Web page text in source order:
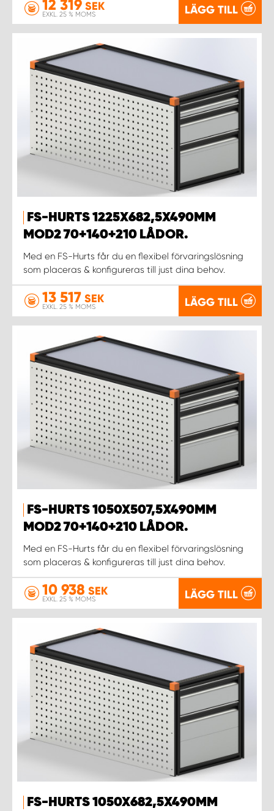
12 319 SEK
EXKL. 25 % MOMS LÄGG TILL
FS-HURTS 1225X682,5X490MM
MOD2 70+140+210 LÅDOR.
Med en FS-Hurts får du en flexibel förvaringslösning
som placeras & konfigureras till just dina behov.
13 517 SEK
EXKL. 25 % MOMS LÄGG TILL
FS-HURTS 1050X507,5X490MM
MOD2 70+140+210 LÅDOR.
Med en FS-Hurts får du en flexibel förvaringslösning
som placeras & konfigureras till just dina behov.
10 938 SEK
EXKL. 25 % MOMS LÄGG TILL
FS-HURTS 1050X682,5X490MM